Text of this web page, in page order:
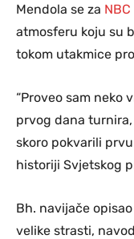
Mendola se za
atmosferu koju su
tokom utakmice
“Proveo sam neko
prvog dana
skoro pokvarili
historiji Svjetskog
Bh. navijače
velike strasti,